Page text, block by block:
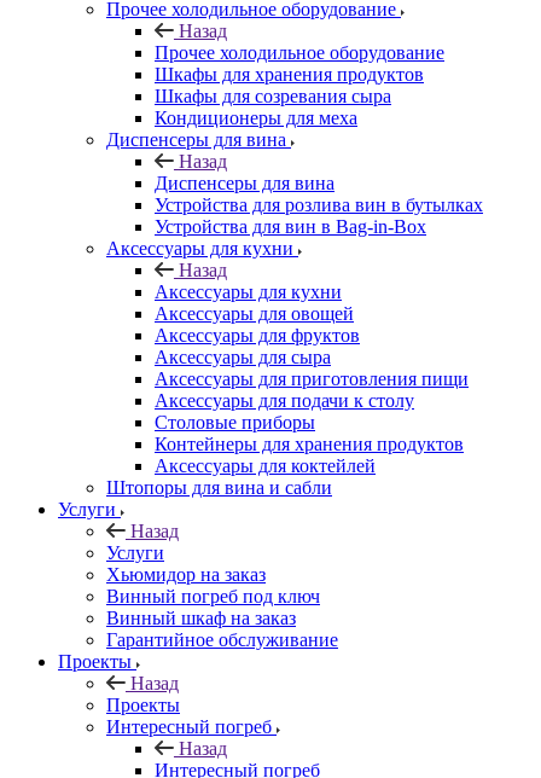
Прочее холодильное оборудование
Назад
Прочее холодильное оборудование
Шкафы для хранения продуктов
Шкафы для созревания сыра
Кондиционеры для меха
Диспенсеры для вина
Назад
Диспенсеры для вина
Устройства для розлива вин в бутылках
Устройства для вин в Bag-in-Box
Аксессуары для кухни
Назад
Аксессуары для кухни
Аксессуары для овощей
Аксессуары для фруктов
Аксессуары для сыра
Аксессуары для приготовления пищи
Аксессуары для подачи к столу
Столовые приборы
Контейнеры для хранения продуктов
Аксессуары для коктейлей
Штопоры для вина и сабли
Услуги
Назад
Услуги
Хьюмидор на заказ
Винный погреб под ключ
Винный шкаф на заказ
Гарантийное обслуживание
Проекты
Назад
Проекты
Интересный погреб
Назад
Интересный погреб